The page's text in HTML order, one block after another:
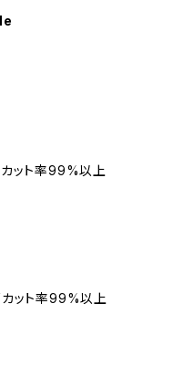
ット率99%以上
ット率99%以上